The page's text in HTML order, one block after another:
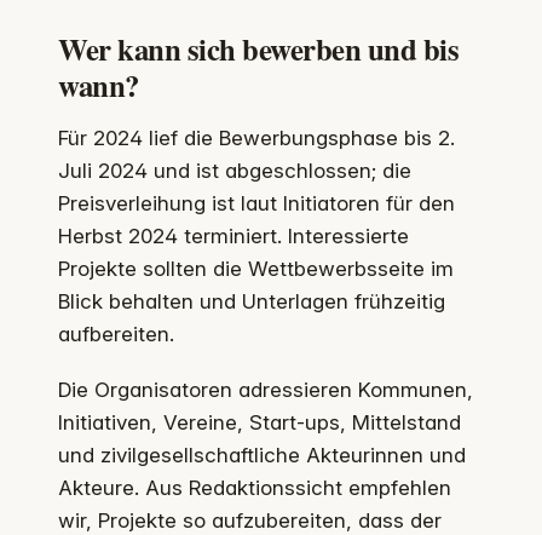
Wer kann sich bewerben und bis
wann?
Für 2024 lief die Bewerbungsphase bis 2.
Juli 2024 und ist abgeschlossen; die
Preisverleihung ist laut Initiatoren für den
Herbst 2024 terminiert. Interessierte
Projekte sollten die Wettbewerbsseite im
Blick behalten und Unterlagen frühzeitig
aufbereiten.
Die Organisatoren adressieren Kommunen,
Initiativen, Vereine, Start-ups, Mittelstand
und zivilgesellschaftliche Akteurinnen und
Akteure. Aus Redaktionssicht empfehlen
wir, Projekte so aufzubereiten, dass der